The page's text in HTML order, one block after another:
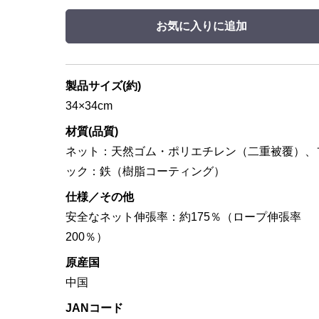
お気に入りに追加
製品サイズ(約)
34×34cm
材質(品質)
ネット：天然ゴム・ポリエチレン（二重被覆）、
ック：鉄（樹脂コーティング）
仕様／その他
安全なネット伸張率：約175％（ロープ伸張率
200％）
原産国
中国
JANコード